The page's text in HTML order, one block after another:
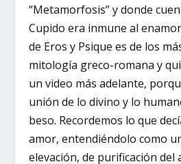
“Metamorfosis” y donde
Cupido era inmune al
de Eros y Psique es de los
mitología greco-romana y
un video más adelante,
unión de lo divino y lo
beso. Recordemos lo que
amor, entendiéndolo como
elevación, de purificación del